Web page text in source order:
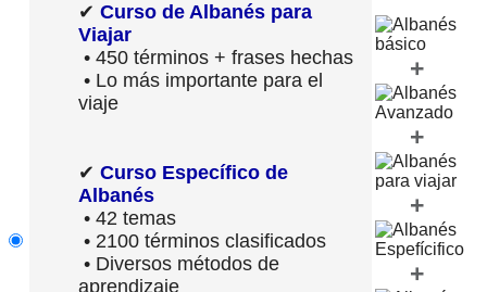
✔ Curso de Albanés para
Viajar
• 450 términos + frases hechas
• Lo más importante para el
viaje
✔ Curso Específico de
Albanés
• 42 temas
• 2100 términos clasificados
• Diversos métodos de
aprendizaje
+
+
+
+